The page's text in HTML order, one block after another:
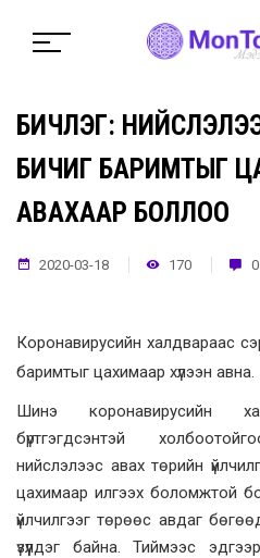
БИЧЛЭГ:
БИЧИГ БАРИМТЫГ
АВАХААР БОЛЛОО
2020-03-18 170 0
Коронавирусийн халдвараас
баримтыг цахимаар хүлээн авна.
Шинэ коронавирусийн
бүртгэгдсэнтэй
нийслэлээс авах төрийн
цахимаар илгээх боломжтой
үйлчилгээг төрөөс авдаг
үзүүлдэг байна. Тиймээс